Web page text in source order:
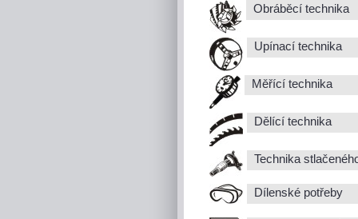
Obráběcí technika
Upínací technika
Měřící technika
Dělící technika
Technika
Dílenské potřeby